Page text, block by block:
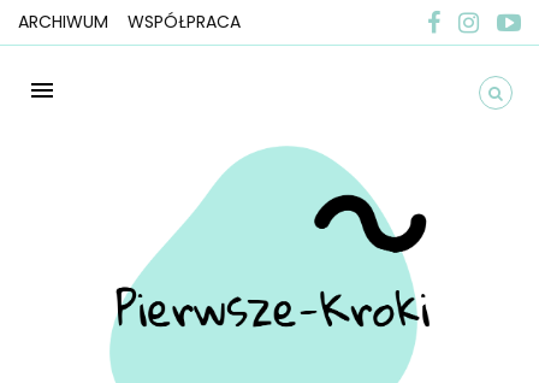
ARCHIWUM WSPÓŁPRACA